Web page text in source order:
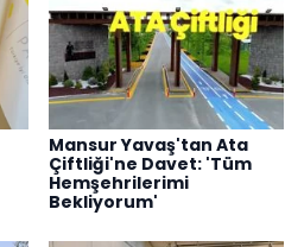
Mansur Yavaş'tan Ata
Çiftliği'ne Davet: 'Tüm
Hemşehrilerimi
Bekliyorum'